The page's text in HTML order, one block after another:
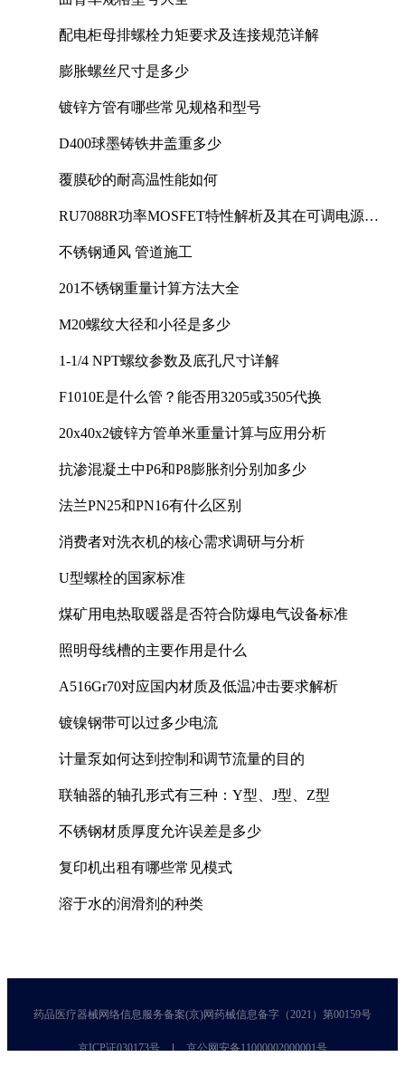
配电柜母排螺栓力矩要求及连接规范详解
膨胀螺丝尺寸是多少
镀锌方管有哪些常见规格和型号
D400球墨铸铁井盖重多少
覆膜砂的耐高温性能如何
RU7088R功率MOSFET特性解析及其在可调电源设
不锈钢通风 管道施工
201不锈钢重量计算方法大全
M20螺纹大径和小径是多少
1-1/4 NPT螺纹参数及底孔尺寸详解
F1010E是什么管？能否用3205或3505代换
20x40x2镀锌方管单米重量计算与应用分析
抗渗混凝土中P6和P8膨胀剂分别加多少
法兰PN25和PN16有什么区别
消费者对洗衣机的核心需求调研与分析
U型螺栓的国家标准
煤矿用电热取暖器是否符合防爆电气设备标准
照明母线槽的主要作用是什么
A516Gr70对应国内材质及低温冲击要求解析
镀镍钢带可以过多少电流
计量泵如何达到控制和调节流量的目的
联轴器的轴孔形式有三种：Y型、J型、Z型
不锈钢材质厚度允许误差是多少
复印机出租有哪些常见模式
溶于水的润滑剂的种类
药品医疗器械网络信息服务备案(京)网药械信息备字（2021）第00159号
京ICP证030173号 京公网安备11000002000001号